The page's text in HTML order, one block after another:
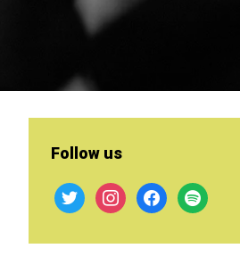
Follow us
twitter instagramfacebook
spotify